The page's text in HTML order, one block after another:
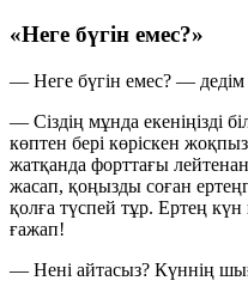
«Неге бүгін емес?»
— Неге бүгін емес? —
— Сіздің мұнда екеніңізді
көптен бері көріскен
жатқанда форттағы
жасап, қоңызды соған
қолға түспей тұр. Ертең
ғажап!
— Нені айтасыз? Күннің